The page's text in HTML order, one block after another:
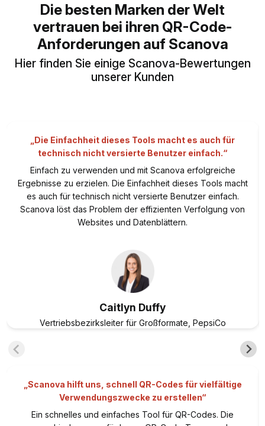
Die besten Marken der Welt
vertrauen bei ihren QR-Code-
Anforderungen auf Scanova
Hier finden Sie einige Scanova-Bewertungen
unserer Kunden
„Die Einfachheit dieses Tools macht es auch für
technisch nicht versierte Benutzer einfach.“
Einfach zu verwenden und mit Scanova erfolgreiche
Ergebnisse zu erzielen. Die Einfachheit dieses Tools macht
es auch für technisch nicht versierte Benutzer einfach.
Scanova löst das Problem der effizienten Verfolgung von
Websites und Datenblättern.
Caitlyn Duffy
Vertriebsbezirksleiter für Großformate, PepsiCo
„Scanova hilft uns, schnell QR-Codes für vielfältige
Verwendungszwecke zu erstellen“
Ein schnelles und einfaches Tool für QR-Codes. Die